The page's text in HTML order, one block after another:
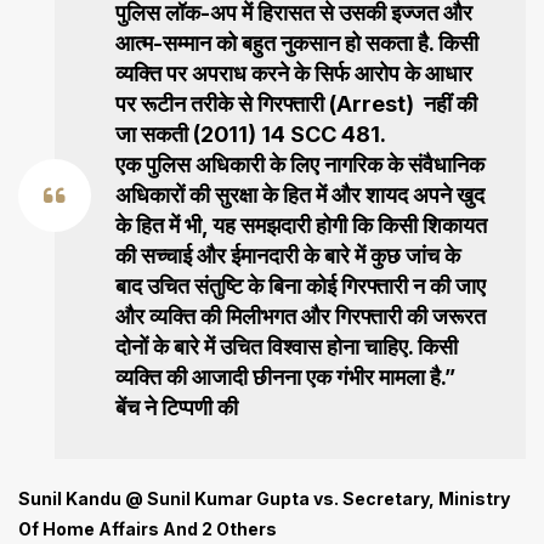
पुलिस लॉक-अप में हिरासत से उसकी इज्जत और
आत्म-सम्मान को बहुत नुकसान हो सकता है. किसी
व्यक्ति पर अपराध करने के सिर्फ आरोप के आधार
पर रूटीन तरीके से गिरफ्तारी (Arrest) नहीं की
जा सकती (2011) 14 SCC 481.
एक पुलिस अधिकारी के लिए नागरिक के संवैधानिक
अधिकारों की सुरक्षा के हित में और शायद अपने खुद
के हित में भी, यह समझदारी होगी कि किसी शिकायत
की सच्चाई और ईमानदारी के बारे में कुछ जांच के
बाद उचित संतुष्टि के बिना कोई गिरफ्तारी न की जाए
और व्यक्ति की मिलीभगत और गिरफ्तारी की जरूरत
दोनों के बारे में उचित विश्वास होना चाहिए. किसी
व्यक्ति की आजादी छीनना एक गंभीर मामला है.”
बेंच ने टिप्पणी की
Sunil Kandu @ Sunil Kumar Gupta vs. Secretary, Ministry
Of Home Affairs And 2 Others